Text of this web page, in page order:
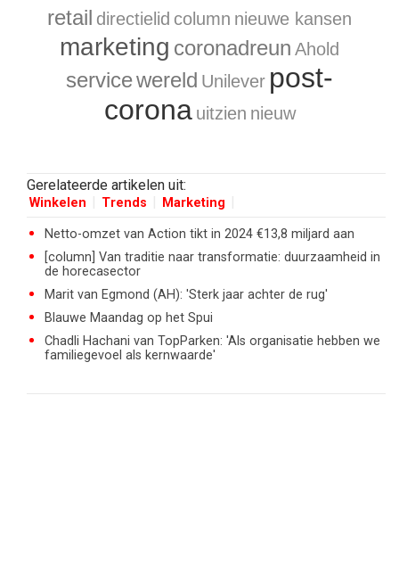
retail directielid column nieuwe kansen
marketing coronadreun Ahold
servicewereld Unilever post-
corona uitzien nieuw
Gerelateerde artikelen uit:
Winkelen Trends Marketing
Netto-omzet van Action tikt in 2024 €13,8 miljard aan
[column] Van traditie naar transformatie: duurzaamheid in
de horecasector
Marit van Egmond (AH): 'Sterk jaar achter de rug'
Blauwe Maandag op het Spui
Chadli Hachani van TopParken: 'Als organisatie hebben we
familiegevoel als kernwaarde'